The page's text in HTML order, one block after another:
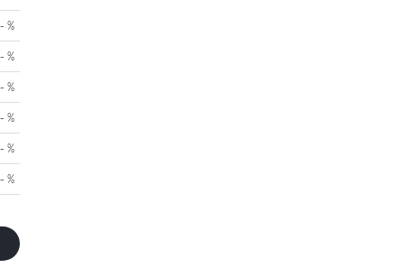
- %
- %
- %
- %
- %
- %